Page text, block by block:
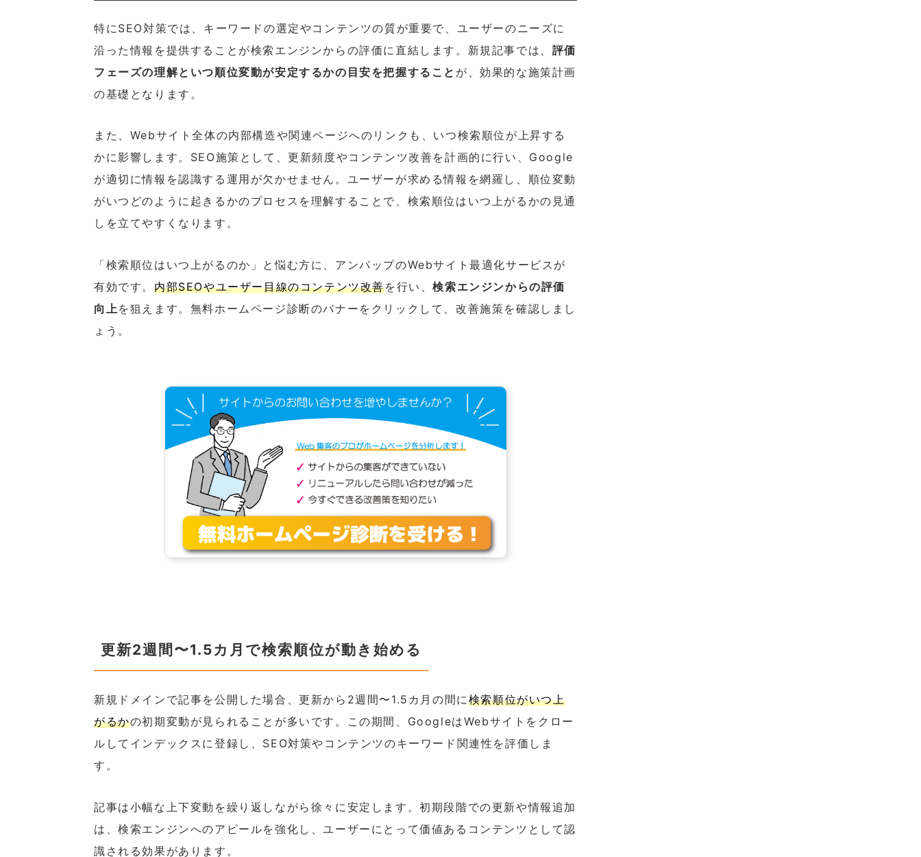
特にSEO対策では、キーワードの選定やコンテンツの質が重要で、ユーザーのニーズに
沿った情報を提供することが検索エンジンからの評価に直結します。新規記事では、 評価
フェーズの理解といつ順位変動が安定するかの目安を把握すること が、効果的な施策計画
の基礎となります。
また、Webサイト全体の内部構造や関連ページへのリンクも、いつ検索順位が上昇する
かに影響します。SEO施策として、更新頻度やコンテンツ改善を計画的に行い、Google
が適切に情報を認識する運用が欠かせません。ユーザーが求める情報を網羅し、順位変動
がいつどのように起きるかのプロセスを理解することで、検索順位はいつ上がるかの見通
しを立てやすくなります。
「検索順位はいつ上がるのか」と悩む方に、アンパップのWebサイト最適化サービスが
有効です。 内部SEOやユーザー目線のコンテンツ改善を行い、検索エンジンからの評価
向上を狙えます。無料ホームページ診断のバナーをクリックして、改善施策を確認しまし
ょう。
更新2週間〜1.5カ月で検索順位が動き始める
新規ドメインで記事を公開した場合、更新から2週間〜1.5カ月の間に検索順位がいつ上
がるかの初期変動が見られることが多いです。この期間、GoogleはWebサイトをクロー
ルしてインデックスに登録し、SEO対策やコンテンツのキーワード関連性を評価しま
す。
記事は小幅な上下変動を繰り返しながら徐々に安定します。初期段階での更新や情報追加
は、検索エンジンへのアピールを強化し、ユーザーにとって価値あるコンテンツとして認
識される効果があります。